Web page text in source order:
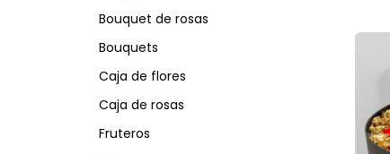
Bouquet de rosas
Bouquets
Caja de flores
Caja de rosas
Fruteros